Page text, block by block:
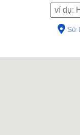
Sử